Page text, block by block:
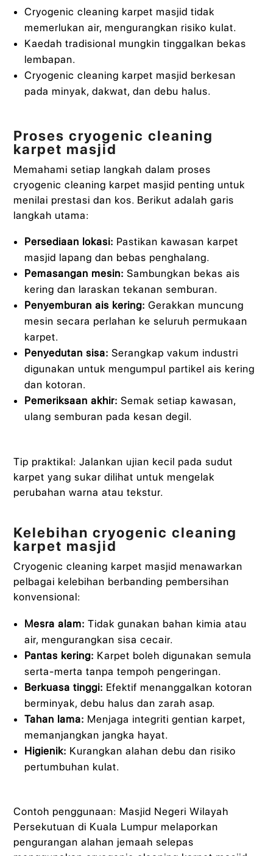
Cryogenic cleaning karpet masjid tidak
memerlukan air, mengurangkan risiko kulat.
Kaedah tradisional mungkin tinggalkan bekas
lembapan.
Cryogenic cleaning karpet masjid berkesan
pada minyak, dakwat, dan debu halus.
Proses cryogenic cleaning
karpet masjid
Memahami setiap langkah dalam proses
cryogenic cleaning karpet masjid penting untuk
menilai prestasi dan kos. Berikut adalah garis
langkah utama:
Persediaan lokasi: Pastikan kawasan karpet
masjid lapang dan bebas penghalang.
Pemasangan mesin: Sambungkan bekas ais
kering dan laraskan tekanan semburan.
Penyemburan ais kering: Gerakkan muncung
mesin secara perlahan ke seluruh permukaan
karpet.
Penyedutan sisa: Serangkap vakum industri
digunakan untuk mengumpul partikel ais kering
dan kotoran.
Pemeriksaan akhir: Semak setiap kawasan,
ulang semburan pada kesan degil.
Tip praktikal: Jalankan ujian kecil pada sudut
karpet yang sukar dilihat untuk mengelak
perubahan warna atau tekstur.
Kelebihan cryogenic cleaning
karpet masjid
Cryogenic cleaning karpet masjid menawarkan
pelbagai kelebihan berbanding pembersihan
konvensional:
Mesra alam: Tidak gunakan bahan kimia atau
air, mengurangkan sisa cecair.
Pantas kering: Karpet boleh digunakan semula
serta-merta tanpa tempoh pengeringan.
Berkuasa tinggi: Efektif menanggalkan kotoran
berminyak, debu halus dan zarah asap.
Tahan lama: Menjaga integriti gentian karpet,
memanjangkan jangka hayat.
Higienik: Kurangkan alahan debu dan risiko
pertumbuhan kulat.
Contoh penggunaan: Masjid Negeri Wilayah
Persekutuan di Kuala Lumpur melaporkan
pengurangan alahan jemaah selepas